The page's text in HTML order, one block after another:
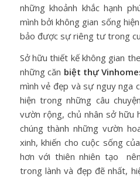
những khoảnh khắc hạnh
mình bởi không gian sống
bảo được sự riêng tư trong
Sở hữu thiết kế không gian
những căn biệt thự
mình vẻ đẹp và sự nguy nga
hiện trong những câu
vườn rộng, chủ nhân sở hữu
chúng thành những vườn
xinh, khiến cho cuộc sống
hơn với thiên nhiên tạo
trong lành và đẹp đẽ nhất,